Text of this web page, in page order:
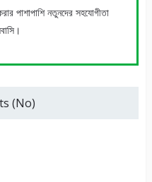
পাশাপাশি নতুনদের সহযোগীতা
(No)